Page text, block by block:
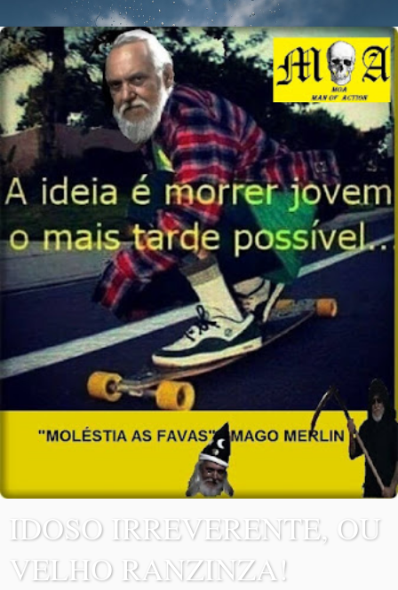
IDOSO IRREVERENTE, OU
VELHO RANZINZA!